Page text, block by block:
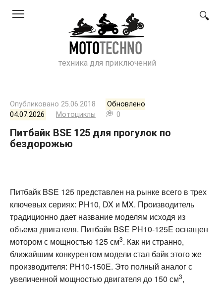
техника для приключений
Опубликовано 25.06.2018
Обновлено
04.07.2026
Мотоциклы 0
Питбайк BSE 125 для прогулок по
бездорожью
Питбайк BSE 125 представлен на рынке всего в трех
ключевых сериях: PH10, DX и MX. Производитель
традиционно дает название моделям исходя из
объема двигателя. Питбайк BSE PH10-125E оснащен
мотором с мощностью 125 см3. Как ни странно,
ближайшим конкурентом модели стал байк этого же
производителя: PH10-150E. Это полный аналог с
увеличенной мощностью двигателя до 150 см3,